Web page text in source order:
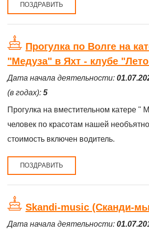
ПОЗДРАВИТЬ
Прогулка по Волге на
"Медуза" в Яхт - клубе
Дата начала деятельности:
(в годах): 5
Прогулка на вместительном катере "
человек по красотам нашей
стоимость включен водитель.
ПОЗДРАВИТЬ
Skandi-music (Сканди-
Дата начала деятельности: